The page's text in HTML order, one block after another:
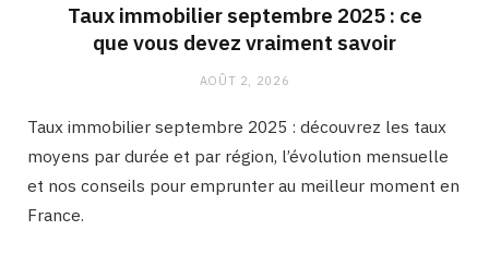
Taux immobilier septembre 2025 : ce
que vous devez vraiment savoir
AOÛT 2, 2026
Taux immobilier septembre 2025 : découvrez les taux
moyens par durée et par région, l’évolution mensuelle
et nos conseils pour emprunter au meilleur moment en
France.